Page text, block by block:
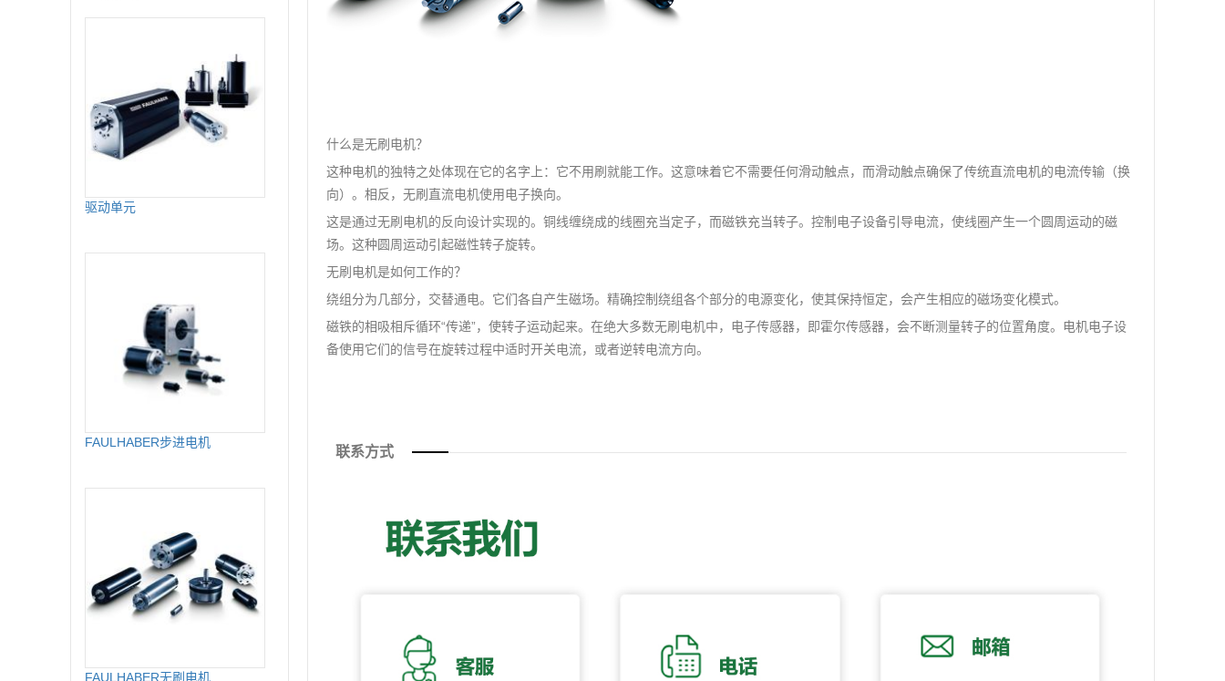
什么是无刷电机？
这种电机的独特之处体现在它的名字上：它不用刷就能工作。这意味着它不需要任何滑动触点，而滑动触点确保了传统直流电机的电流传输（换
向）。相反，无刷直流电机使用电子换向。
这是通过无刷电机的反向设计实现的。铜线缠绕成的线圈充当定子，而磁铁充当转子。控制电子设备引导电流，使线圈产生一个圆周运动的磁
场。这种圆周运动引起磁性转子旋转。
无刷电机是如何工作的？
绕组分为几部分，交替通电。它们各自产生磁场。精确控制绕组各个部分的电源变化，使其保持恒定，会产生相应的磁场变化模式。
磁铁的相吸相斥循环“传递”，使转子运动起来。在绝大多数无刷电机中，电子传感器，即霍尔传感器，会不断测量转子的位置角度。电机电子设
备使用它们的信号在旋转过程中适时开关电流，或者逆转电流方向。
联系方式
驱动单元
FAULHABER步进电机
FAULHABER无刷电机